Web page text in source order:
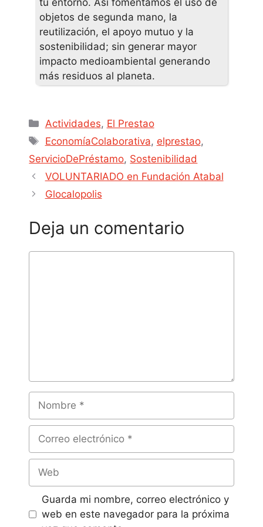
objetos de segunda mano, la
reutilización, el apoyo mutuo y la
sostenibilidad; sin generar mayor
impacto medioambiental generando
más residuos al planeta.
Actividades, El Prestao
EconomíaColaborativa, elprestao,
ServicioDePréstamo, Sostenibilidad
VOLUNTARIADO en Fundación Atabal
Glocalopolis
Deja un comentario
Guarda mi nombre, correo electrónico y
web en este navegador para la próxima